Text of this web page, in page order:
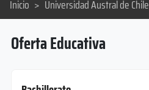
Inicio > Universidad Austral de Chile
Oferta Educativa